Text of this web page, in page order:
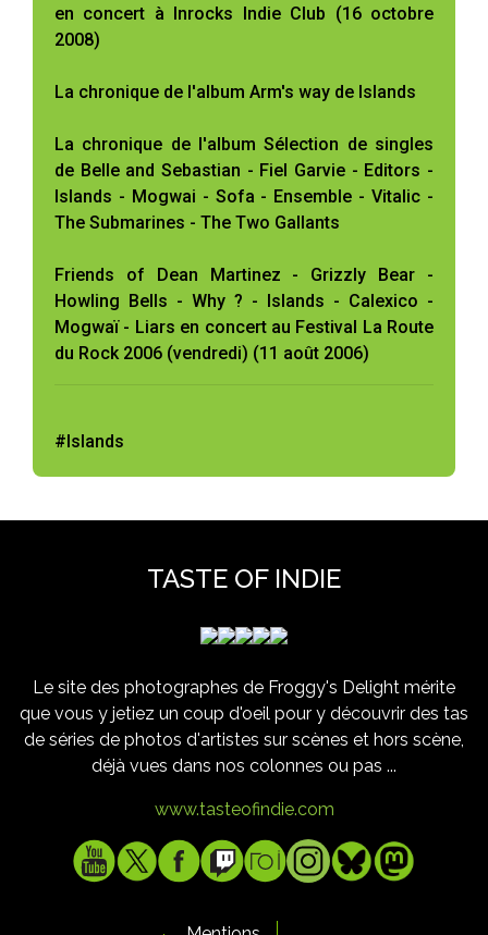
en concert à Inrocks Indie Club (16 octobre
2008)
La chronique de l'album Arm's way de Islands
La chronique de l'album Sélection de singles
de Belle and Sebastian - Fiel Garvie - Editors -
Islands - Mogwai - Sofa - Ensemble - Vitalic -
The Submarines - The Two Gallants
Friends of Dean Martinez - Grizzly Bear -
Howling Bells - Why ? - Islands - Calexico -
Mogwaï - Liars en concert au Festival La Route
du Rock 2006 (vendredi) (11 août 2006)
#Islands
TASTE OF INDIE
Le site des photographes de Froggy's Delight mérite
que vous y jetiez un coup d'oeil pour y découvrir des tas
de séries de photos d'artistes sur scènes et hors scène,
déjà vues dans nos colonnes ou pas ...
www.tasteofindie.com